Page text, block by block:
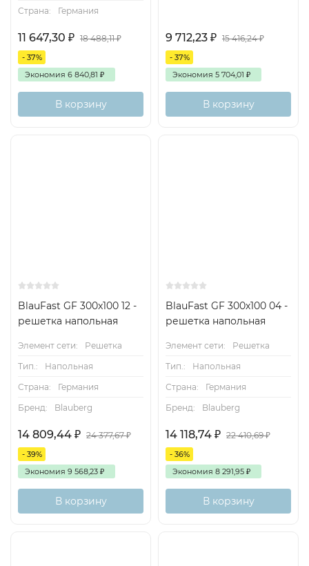
Страна:
Германия
11 647,30 ₽ 18 488,11₽
- 37%
Экономия 6 840,81 ₽
В корзину
9 712,23 ₽ 15 416,24₽
- 37%
Экономия 5 704,01 ₽
В корзину
BlauFast GF 300x100 12 -
решетка напольная
Элемент сети:
Решетка
Тип.:
Напольная
Страна:
Германия
Бренд:
Blauberg
14 809,44 ₽ 24 377,67₽
- 39%
Экономия 9 568,23 ₽
В корзину
BlauFast GF 300х100 04 -
решетка напольная
Элемент сети:
Решетка
Тип.:
Напольная
Страна:
Германия
Бренд:
Blauberg
14 118,74 ₽ 22 410,69₽
- 36%
Экономия 8 291,95 ₽
В корзину